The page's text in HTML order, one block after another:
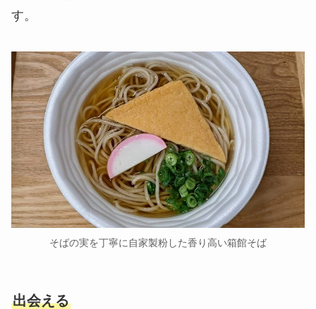
す。
そばの実を丁寧に自家製粉した香り高い箱館そば
出会える